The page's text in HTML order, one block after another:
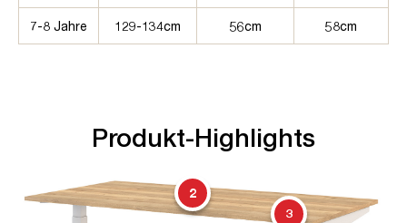
7-8 Jahre 129-134cm 56cm 58cm
Produkt-Highlights
2
3